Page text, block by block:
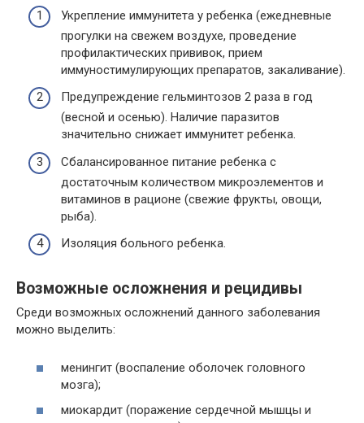
Укрепление иммунитета у ребенка (ежедневные
прогулки на свежем воздухе, проведение
профилактических прививок, прием
иммуностимулирующих препаратов, закаливание).
Предупреждение гельминтозов 2 раза в год
(весной и осенью). Наличие паразитов
значительно снижает иммунитет ребенка.
Сбалансированное питание ребенка с
достаточным количеством микроэлементов и
витаминов в рационе (свежие фрукты, овощи,
рыба).
Изоляция больного ребенка.
Возможные осложнения и рецидивы
Среди возможных осложнений данного заболевания
можно выделить:
менингит (воспаление оболочек головного
мозга);
миокардит (поражение сердечной мышцы и